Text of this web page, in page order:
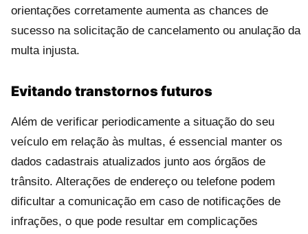
orientações corretamente aumenta as chances de
sucesso na solicitação de cancelamento ou anulação da
multa injusta.
Evitando transtornos futuros
Além de verificar periodicamente a situação do seu
veículo em relação às multas, é essencial manter os
dados cadastrais atualizados junto aos órgãos de
trânsito. Alterações de endereço ou telefone podem
dificultar a comunicação em caso de notificações de
infrações, o que pode resultar em complicações